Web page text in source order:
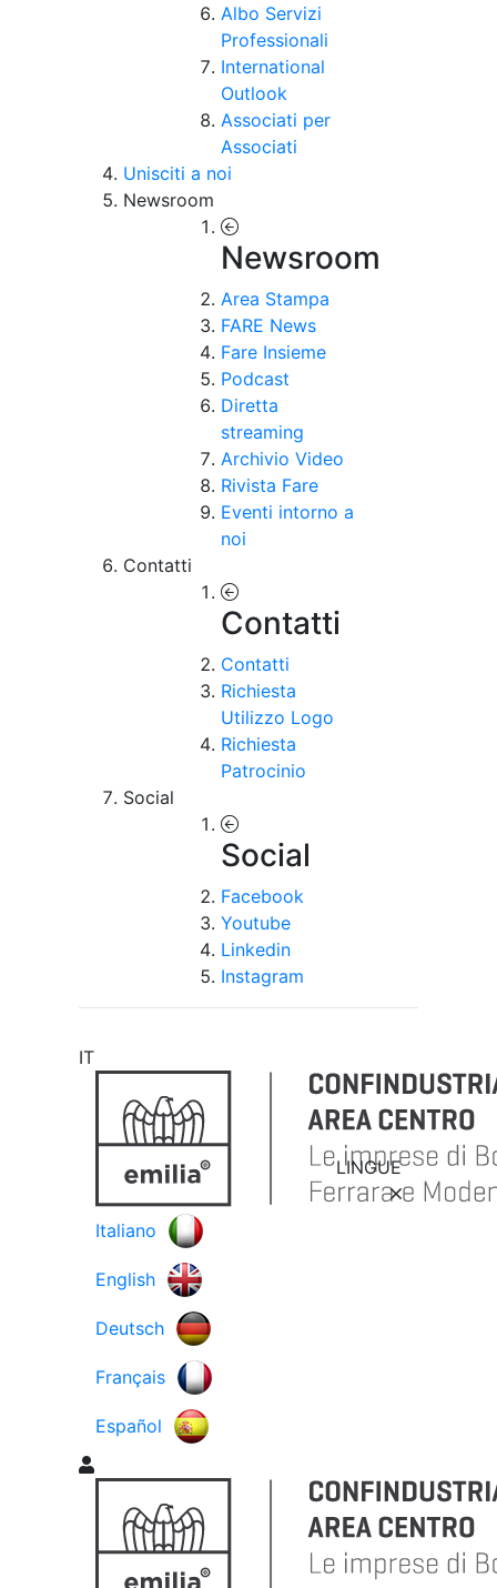
Albo Servizi
Professionali
International
Outlook
Associati per
Associati
Unisciti a noi
Newsroom
Newsroom
Area Stampa
FARE News
Fare Insieme
Podcast
Diretta
streaming
Archivio Video
Rivista Fare
Eventi intorno a
noi
Contatti
Contatti
Contatti
Richiesta
Utilizzo Logo
Richiesta
Patrocinio
Social
Social
Facebook
Youtube
Linkedin
Instagram
IT
LINGUE
Italiano
English
Deutsch
Français
Español